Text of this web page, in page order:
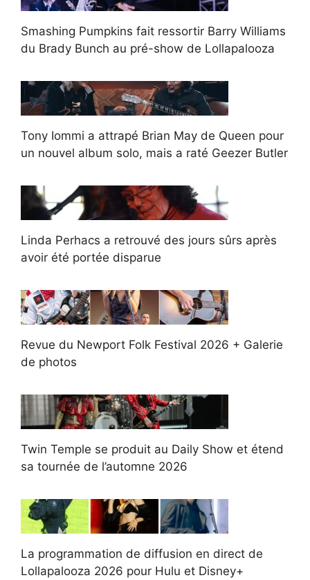
Smashing Pumpkins fait ressortir Barry Williams
du Brady Bunch au pré-show de Lollapalooza
Tony Iommi a attrapé Brian May de Queen pour
un nouvel album solo, mais a raté Geezer Butler
Linda Perhacs a retrouvé des jours sûrs après
avoir été portée disparue
Revue du Newport Folk Festival 2026 + Galerie
de photos
Twin Temple se produit au Daily Show et étend
sa tournée de l’automne 2026
La programmation de diffusion en direct de
Lollapalooza 2026 pour Hulu et Disney+